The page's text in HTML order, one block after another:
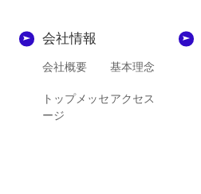
会社情報
会社概要 基本理念
トップメッセ
ージ
アクセス